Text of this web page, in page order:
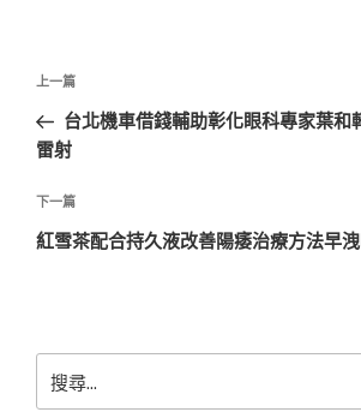
文
導
覽
上
一
篇
章
上一篇
台北機車借錢輔助彰化眼科專家葉
雷射
下
一
下一篇
紅雪茶配合持久液改善陽痿治療方法早
尋